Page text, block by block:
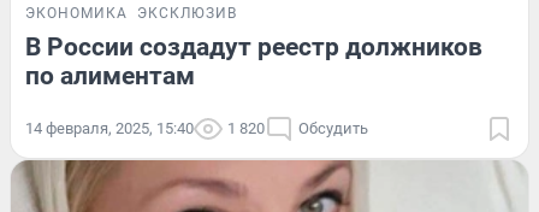
ЭКОНОМИКА ЭКСКЛЮЗИВ
В России создадут реестр должников
по алиментам
14 февраля, 2025, 15:40 1 820 Обсудить